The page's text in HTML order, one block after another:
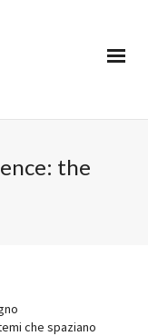
the
che spaziano